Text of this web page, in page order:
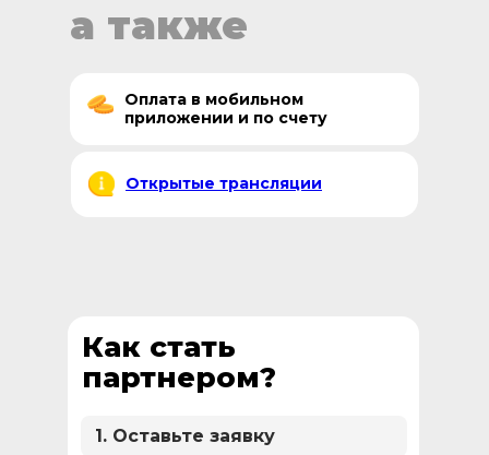
Открытые трансляции
Оплата в мобильном
приложении и по счету
а также
Как стать
партнером?
1. Оставьте заявку